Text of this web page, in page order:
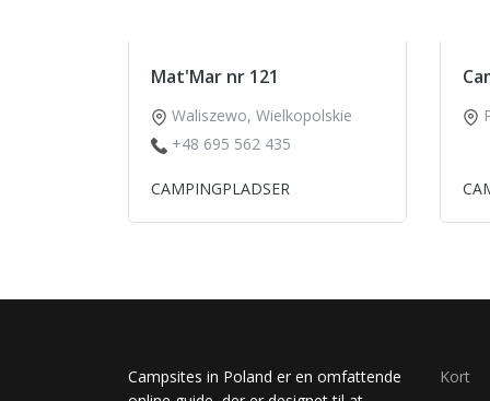
Mat'Mar nr 121
Waliszewo, Wielkopolskie
+48 695 562 435
CAMPINGPLADSER
Campsites in Poland er en omfattende
Kort